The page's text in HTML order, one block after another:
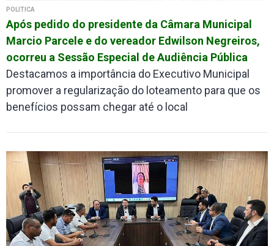
POLÍTICA
Após pedido do presidente da Câmara Municipal
Marcio Parcele e do vereador Edwilson Negreiros,
ocorreu a Sessão Especial de Audiência Pública
Destacamos a importância do Executivo Municipal
promover a regularização do loteamento para que os
benefícios possam chegar até o local